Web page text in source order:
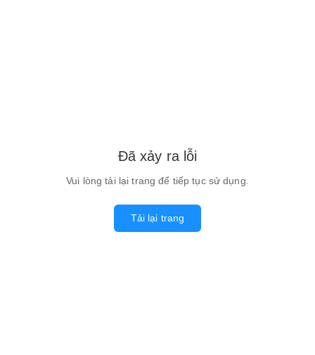
Đã xảy ra lỗi
Vui lòng tải lại trang để tiếp tục sử dụng.
Tải lại trang